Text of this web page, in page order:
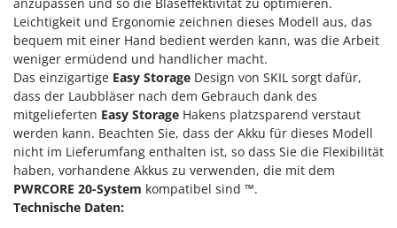
Kompressoren - elektrisch
Kompressoren für Ernte und Baumschnitt
Kreiseleggen
Küchenreiben - elektrisch
Kükenaufzuchtboxen
L
Laderampe aus Aluminium
Laubsauger - Laubbläser
Laubsauger auf Rädern
Edilmark
Effeuno
Einhell
Elegen
Energy Gruppi
Enotecnica Pillan
Eschenfelder
EuroMech
Leichtigkeit und Ergonomie zeichnen dieses Modell aus, das
bequem mit einer Hand bedient werden kann, was die Arbeit
weniger ermüdend und handlicher macht.
Das einzigartige Easy Storage Design von SKIL sorgt dafür,
dass der Laubbläser nach dem Gebrauch dank des
mitgelieferten Easy Storage Hakens platzsparend verstaut
werden kann. Beachten Sie, dass der Akku für dieses Modell
nicht im Lieferumfang enthalten ist, so dass Sie die Flexibilität
haben, vorhandene Akkus zu verwenden, die mit dem
PWRCORE 20-System kompatibel sind ™.
Technische Daten: